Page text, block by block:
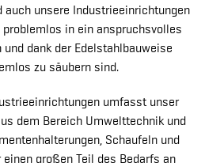
unsere Industrieeinrichtungen
in ein anspruchsvolles
dank der Edelstahlbauweise
zu säubern sind.
umfasst unser
dem Bereich Umwelttechnik und
Schaufeln und
großen Teil des Bedarfs an